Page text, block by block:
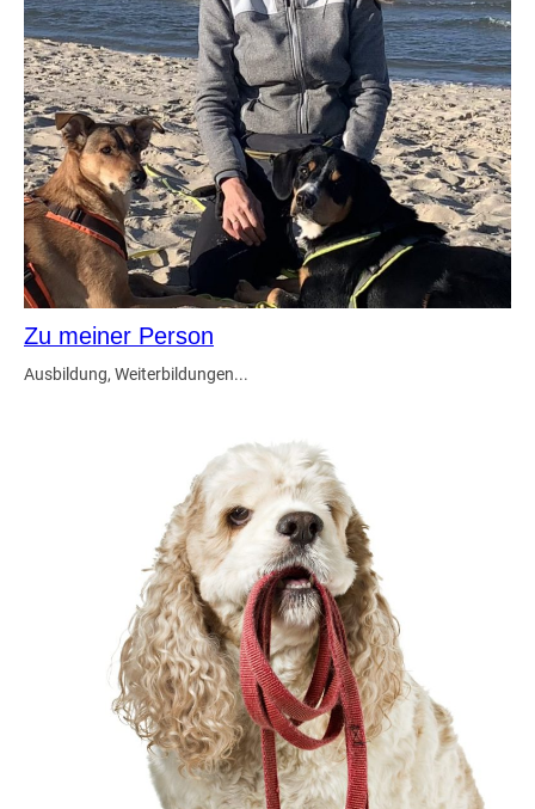
Zu meiner Person
Ausbildung, Weiterbildungen...